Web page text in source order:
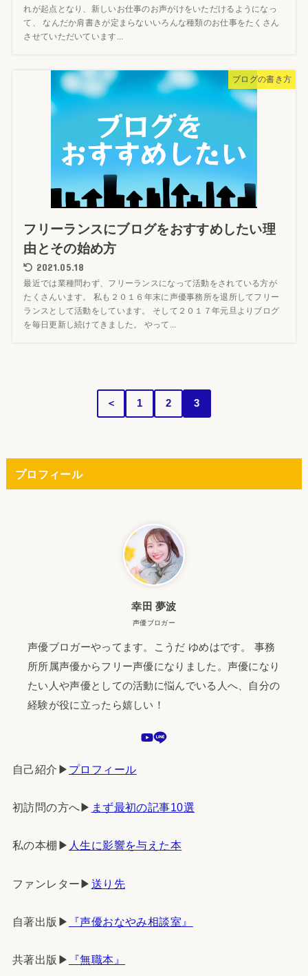
れが起点となり、新しいお仕事のお声がけをいただけるようになっ
て、 なんだか肩書きが定まらないいろんな種類のお仕事をたくさん
させていただいています...
ブログの書き方
フリーランスにブログをおすすめしたい理
由とその始め方
2021.05.18
最近では業種問わず、フリーランスになって活動をされている方が
たくさんいます。 私も２０１６年末に声優事務所を退所してフリー
ランスとして活動をしています。 そして２０１７年元旦よりブログ
を毎日更新し続けてきました。 やって...
＜ 1 2 3
プロフィール
幸田 夢波
声優ブロガー
声優ブロガーやってます。こうだ ゆめはです。 事務
所所属声優からフリー声優になりました。声優になり
たい人や声優としての活動に悩んでいる人へ、自分の
経験が役に立ったら嬉しい！
自己紹介▶︎ プロフィール
初訪問の方へ▶︎ まず最初の記事10選
私の本棚▶︎ 人生に影響を与えた本
ファンレター▶︎ 送り先
自著出版▶︎ 『声優おなやみ相談室』
共著出版▶︎ 『無職本』